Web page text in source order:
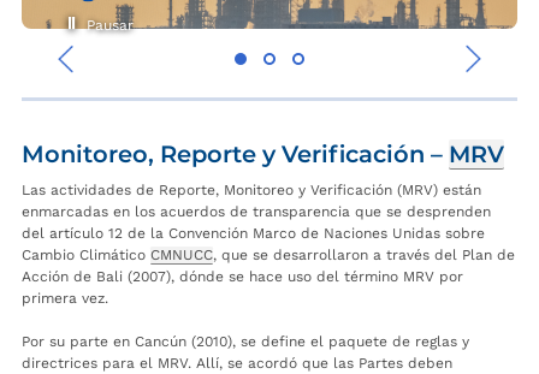
‹
›
Pausar
Monitoreo, Reporte y Verificación – MRV
Las actividades de Reporte, Monitoreo y Verificación (MRV) están
enmarcadas en los acuerdos de transparencia que se desprenden
del artículo 12 de la Convención Marco de Naciones Unidas sobre
Cambio Climático CMNUCC, que se desarrollaron a través del Plan de
Acción de Bali (2007), dónde se hace uso del término MRV por
primera vez.
Por su parte en Cancún (2010), se define el paquete de reglas y
directrices para el MRV. Allí, se acordó que las Partes deben